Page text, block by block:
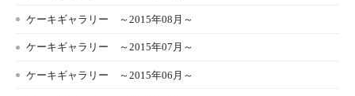
ケーキギャラリー ～2015年08月～
ケーキギャラリー ～2015年07月～
ケーキギャラリー ～2015年06月～